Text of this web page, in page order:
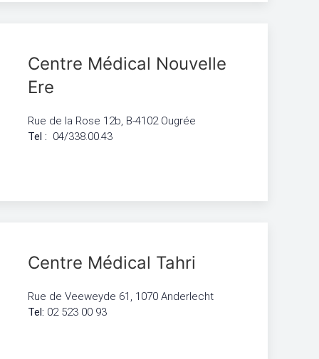
Centre Médical Nouvelle
Ere
Rue de la Rose 12b, B-4102 Ougrée
Tel : 04/338.00.43
Centre Médical Tahri
Rue de Veeweyde 61, 1070 Anderlecht
Tel: 02 523 00 93